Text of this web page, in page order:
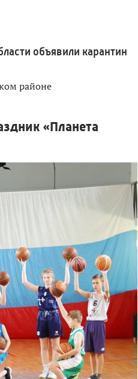
объявили карантин
районе
«Планета